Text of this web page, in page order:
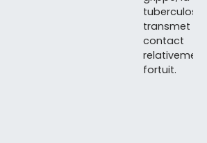
tuberculose
transmet
contact
relativement
fortuit.